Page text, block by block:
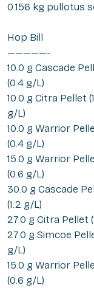
0.156 kg pullotus
Hop Bill
—————-
10.0 g Cascade
(0.4 g/L)
10.0 g Citra Pellet
g/L)
10.0 g Warrior
(0.4 g/L)
15.0 g Warrior
(0.6 g/L)
30.0 g Cascade
(1.2 g/L)
27.0 g Citra Pellet
27.0 g Simcoe
g/L)
15.0 g Warrior
(0.6 g/L)